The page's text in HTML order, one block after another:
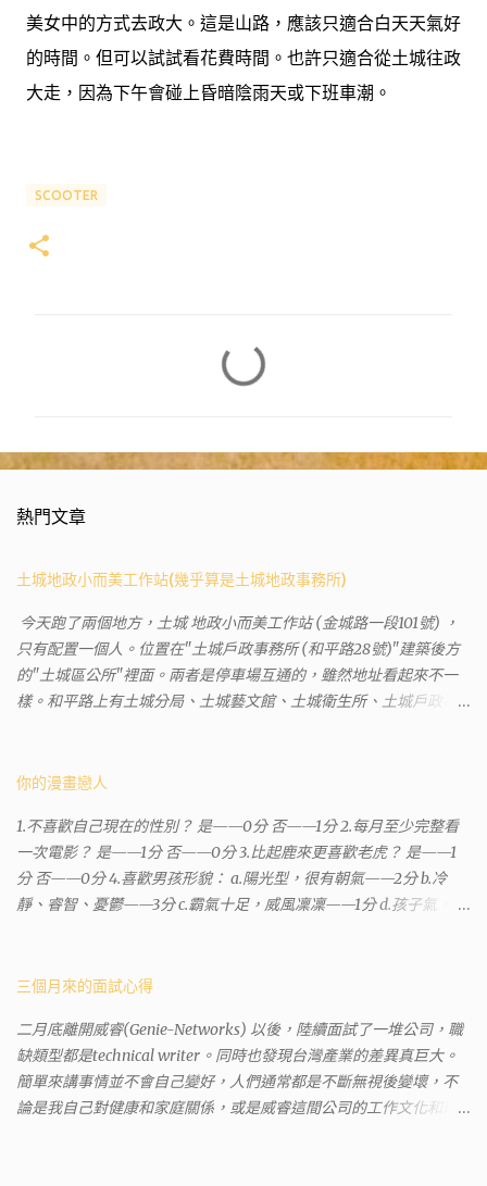
美女中的方式去政大。這是山路，應該只適合白天天氣好
的時間。但可以試試看花費時間。也許只適合從土城往政
大走，因為下午會碰上昏暗陰雨天或下班車潮。
SCOOTER
熱門文章
土城地政小而美工作站(幾乎算是土城地政事務所)
今天跑了兩個地方，土城 地政小而美工作站 (金城路一段101號) ，
只有配置一個人。位置在"土城戶政事務所 (和平路28號)"建築後方
的"土城區公所"裡面。兩者是停車場互通的，雖然地址看起來不一
樣。和平路上有土城分局、土城藝文館、土城衛生所、土城戶政事
沒有正式的地政事務所，只有地政小而美工作站 ，也已經能處理大
到以後還真嚇了一跳，這一看就有問題。要是我拿著那不被承認、
有問題的幽靈合約恐怕還調不到資源。但我不知道審判時法官會不
會去調閱這些資料。因為沒把握每個法官或檢察官都公正細心，在
案牘勞形中，會願意為了這種小人物受害案件去挖出更大的黑幕。
市板橋地政事務所 )去取得。不過實際到了現場發現還是需要法院的
件的租客。 在這過程中我覺得很像行走於沙漠的求生者，在一個小
綠洲受到指引要繼續往某個方向才能脫離沙漠。當我不幸受到詐騙
的時候，會覺得這社會真的很黑暗，到處都是敗類橫行卻沒有人願
意伸出援手。行政人員對於社會上充滿詐騙被害者也是義憤填膺，
你的漫畫戀人
1.不喜歡自己現在的性別？ 是——0分 否——1分 2.每月至少完整看
一次電影？ 是——1分 否——0分 3.比起鹿來更喜歡老虎？ 是——1
分 否——0分 4.喜歡男孩形貌： a.陽光型，很有朝氣——2分 b.冷
靜、睿智、憂鬱——3分 c.霸氣十足，威風凜凜——1分 d.孩子氣，十
——1分 6.希望戀人的姓氏： a.大眾化——1分 b.罕見，古色古香的複
活動喜歡參加： a.整場籃球比賽——1分 b.打一下午檯球——3分 c.正
式的舞會——4分 d.猜謎或搶答——2分 8.橡皮與立可白，更常用：
橡皮——1分 立可白——0分 9.喜歡下列哪一種顏色搭配： a.紅加黑
——1分 b.金加銀——2分 c.粉加白——4分 d.粉加灰——3分 10.有多
三個月來的面試心得
二月底離開威睿(Genie-Networks) 以後，陸續面試了一堆公司，職
缺類型都是technical writer。同時也發現台灣產業的差異真巨大。
簡單來講事情並不會自己變好，人們通常都是不斷無視後變壞，不
論是我自己對健康和家庭關係，或是威睿這間公司的工作文化和環